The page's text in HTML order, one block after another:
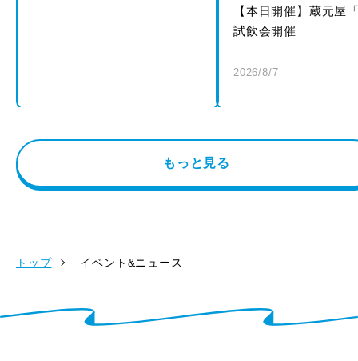
【本日開催】蔵元屋
試飲会開催
2026/8/7
もっと見る
トップ イベント&ニュース